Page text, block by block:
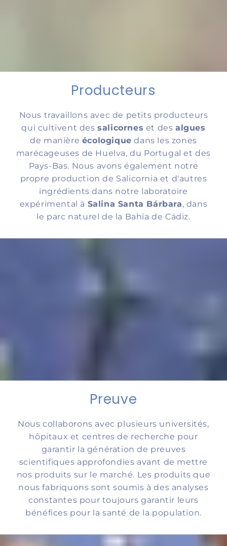
Producteurs
Nous travaillons avec de petits producteurs
qui cultivent dessalicornes et des algues
de manière écologique dans les zones
marécageuses de Huelva, du Portugal et des
Pays-Bas. Nous avons également notre
propre production de Salicornia et d'autres
ingrédients dans notre laboratoire
expérimental à Salina Santa Bárbara, dans
le parc naturel de la Bahía de Cádiz.
Preuve
Nous collaborons avec plusieurs universités,
hôpitaux et centres de recherche pour
garantir la génération de preuves
scientifiques approfondies avant de mettre
nos produits sur le marché. Les produits que
nous fabriquons sont soumis à des analyses
constantes pour toujours garantir leurs
bénéfices pour la santé de la population.